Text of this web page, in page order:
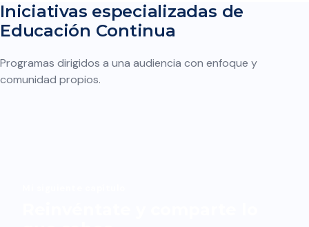
Iniciativas especializadas de
Educación Continua
Programas dirigidos a una audiencia con enfoque y
comunidad propios.